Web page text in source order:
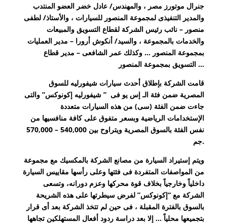
جنرال موتورز مصر ، والمهندس/ عادل خضر العضو المنتدب
والمدير التنفيذى لمجموعة المنصور للسيارات ، والأستاذ/ لطفى
منصور – نائب رئيس الشركة لقطاع التسويق والمبيعات
والخدمات بالمجموعة ، والسيد/ أنكوش أرورا – مدير العمليات
بمجموعة المنصور … وكذلك عمر الشافعى – مدير قطاع
التسويق بمجموعة المنصور …
قامت الشركة بإطلاق أحدث سيارات شيفورليه للسوق
المصرية ضمن فئة الـإس يو فى ” شيفورليه إكونوكس” والتى
جاءت ضمن الفئة (سى) من هذه السيارات متعددة
الإستخدامات الرياضية وبسعر متفوق على كافة منافسيها من
نفس الفئة بالسوق المصرية ويتراوح بين 540,000 – 570,000
جم.
ويتم إستيراد السيارة من مصانع الشركة بالمكسيك مع مجموعة
من المواصفات المتفردة فى فئتها وعلى رأسها مقاييس السيارة
داخلياً وخارجياً بخلاف قوة محركها وعزم دورانه، وتسعى
الشركة مع “إكونوكس” لفرض سيطرتها على هذه الشريحة
بالسوق بالفترة المقبلة ، فى حين لم تتخذ الشركة بعد أى قرار
بتجميعها محلياً … إلا بعد دراسة ردود أفعال المستهلكين تجاهها